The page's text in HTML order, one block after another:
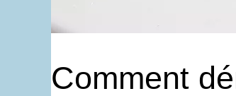
Comment